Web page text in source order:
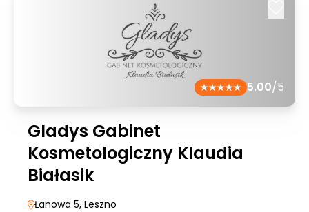
5.00/5
Gladys Gabinet
Kosmetologiczny Klaudia
Białasik
Łanowa 5, Leszno